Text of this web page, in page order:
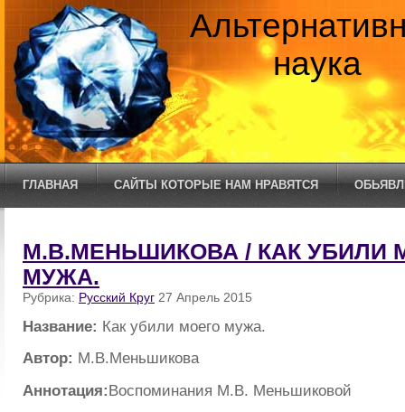
наука
ГЛАВНАЯ САЙТЫ КОТОРЫЕ НАМ НРАВЯТСЯ
М.В.МЕНЬШИКОВА / КАК УБИЛИ
МУЖА.
Рубрика: Русский Круг 27 Апрель 2015
Название: Как убили моего мужа.
Автор: М.В.Меньшикова
Аннотация:Воспоминания М.В. Меньшиковой